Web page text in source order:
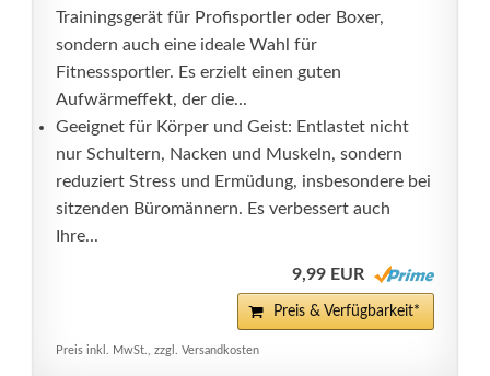
Trainingsgerät für Profisportler oder Boxer,
sondern auch eine ideale Wahl für
Fitnesssportler. Es erzielt einen guten
Aufwärmeffekt, der die...
Geeignet für Körper und Geist: Entlastet nicht
nur Schultern, Nacken und Muskeln, sondern
reduziert Stress und Ermüdung, insbesondere bei
sitzenden Büromännern. Es verbessert auch
Ihre...
9,99 EUR
Preis & Verfügbarkeit*
Preis inkl. MwSt., zzgl. Versandkosten